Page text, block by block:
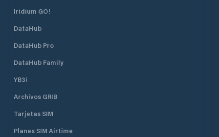
Iridium GO!
DataHub
DataHub Pro
DataHub Family
YB3i
Archivos GRIB
Tarjetas SIM
Planes SIM Airtime